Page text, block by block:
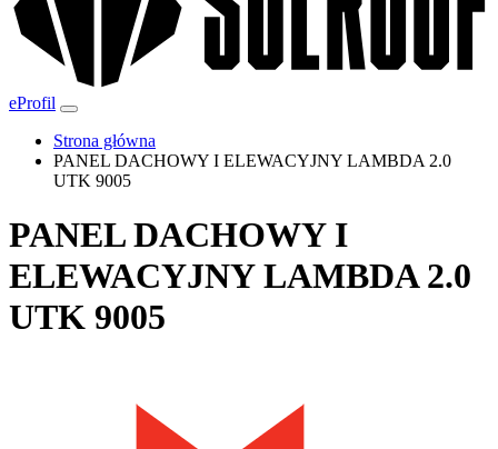
eProfil
Strona główna
PANEL DACHOWY I ELEWACYJNY LAMBDA 2.0
UTK 9005
PANEL DACHOWY I
ELEWACYJNY LAMBDA 2.0
UTK 9005